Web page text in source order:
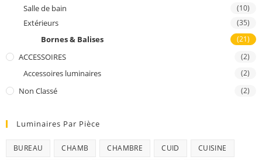
Salle de bain (10)
Extérieurs (35)
Bornes & Balises (21)
ACCESSOIRES (2)
Accessoires luminaires (2)
Non Classé (2)
Luminaires Par Pièce
BUREAU CHAMB CHAMBRE CUID CUISINE